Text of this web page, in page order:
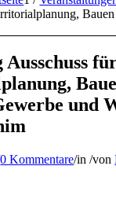
Ausschuss
und
0 Kommentare/in/von